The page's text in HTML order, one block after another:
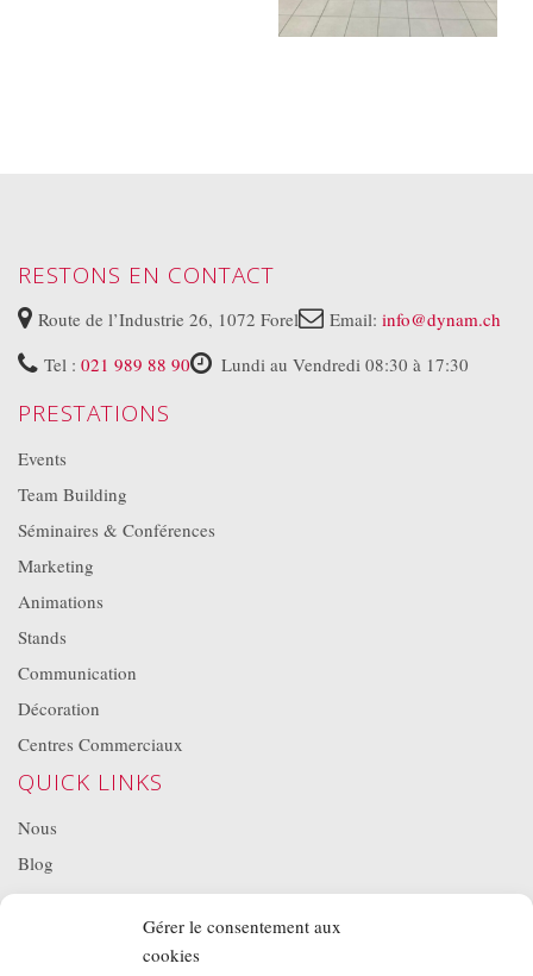
Gérer le consentement aux
cookies
RESTONS EN CONTACT
Route de l’Industrie 26, 1072 Forel Email: info@dynam.ch
Tel : 021 989 88 90 Lundi au Vendredi 08:30 à 17:30
PRESTATIONS
Events
Team Building
Séminaires & Conférences
Marketing
Animations
Stands
Communication
Décoration
Centres Commerciaux
QUICK LINKS
Nous
Blog
Projets
Location de matériel